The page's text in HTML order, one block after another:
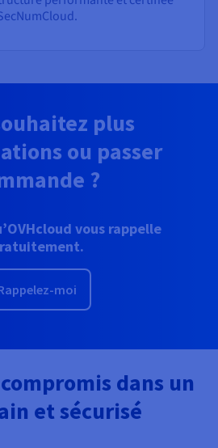
plus
ou passer
?
vous rappelle
moi
dans un
et sécurisé